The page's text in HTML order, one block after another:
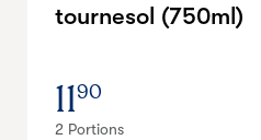
tournesol (750ml)
1190
2 Portions